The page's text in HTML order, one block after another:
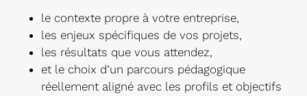
le contexte propre à votre entreprise,
les enjeux spécifiques de vos projets,
les résultats que vous attendez,
et le choix d’un parcours pédagogique
réellement aligné avec les profils et objectifs